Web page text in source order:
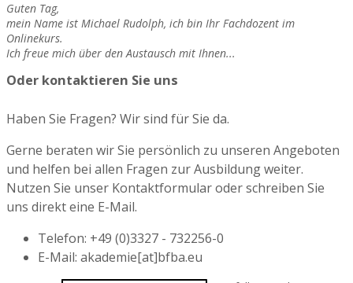
Guten Tag,
mein Name ist Michael Rudolph, ich bin Ihr Fachdozent im
Onlinekurs.
Ich freue mich über den Austausch mit Ihnen...
Oder kontaktieren Sie uns
Haben Sie Fragen? Wir sind für Sie da.
Gerne beraten wir Sie persönlich zu unseren Angeboten
und helfen bei allen Fragen zur Ausbildung weiter.
Nutzen Sie unser Kontaktformular oder schreiben Sie
uns direkt eine E-Mail.
Telefon: +49 (0)3327 - 732256-0
E-Mail: akademie[at]bfba.eu